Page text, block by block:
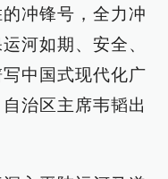
冲锋号，全力冲
河如期、安全、
中国式现代化广
治区主席韦韬出